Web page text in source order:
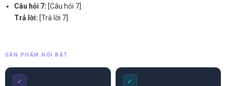
Câu hỏi 7: [Câu hỏi 7]
Trả lời: [Trả lời 7]
SẢN PHẨM NỔI BẬT
✓ ✓